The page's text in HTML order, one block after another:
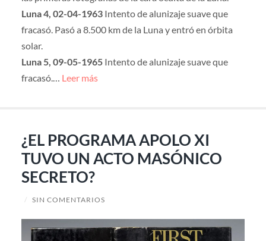
Luna 4, 02-04-1963 Intento de alunizaje suave que
fracasó. Pasó a 8.500 km de la Luna y entró en órbita
solar.
Luna 5, 09-05-1965 Intento de alunizaje suave que
fracasó.… Leer más
¿EL PROGRAMA APOLO XI
TUVO UN ACTO MASÓNICO
SECRETO?
/ SIN COMENTARIOS